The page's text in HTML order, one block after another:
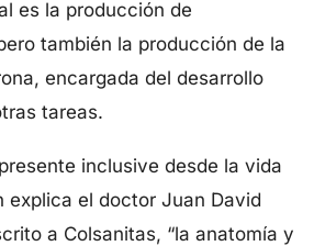
es la producción de
también la producción de la
encargada del desarrollo
tareas.
inclusive desde la vida
explica el doctor Juan David
a Colsanitas, “la anatomía y